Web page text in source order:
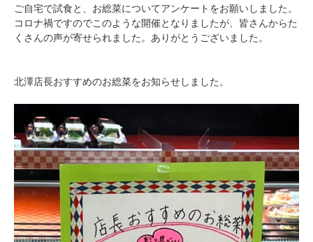
ご自宅で試食と、お総菜についてアンケートをお願いしました。
コロナ禍ですのでこのような開催となりましたが、皆さんからた
くさんの声が寄せられました。ありがとうございました。
北澤店長おすすめのお総菜をお知らせしました。